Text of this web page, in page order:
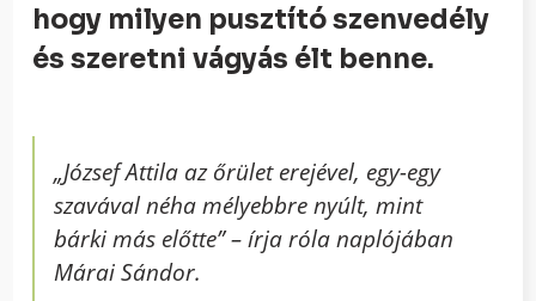
hogy milyen pusztító szenvedély
és szeretni vágyás élt benne.
„József Attila az őrület erejével, egy-egy
szavával néha mélyebbre nyúlt, mint
bárki más előtte”– írja róla naplójában
Márai Sándor.